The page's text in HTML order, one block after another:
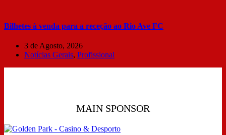
Bilhetes à venda para a receção ao Rio Ave FC
3 de Agosto, 2026
Notícias Gerais, Profissional
MAIN SPONSOR